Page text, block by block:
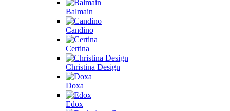
Balmain
Candino
Certina
Christina Design
Doxa
Edox